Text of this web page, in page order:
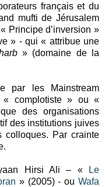
français et du
mufti de Jérusalem
Principe d’inversion »
» - qui « attribue une
» (domaine de la
par les Mainstream
« complotiste » ou «
des organisations
des institutions juives
colloques. Par crainte
Hirsi Ali – «
Le
» (2005) - ouWafa